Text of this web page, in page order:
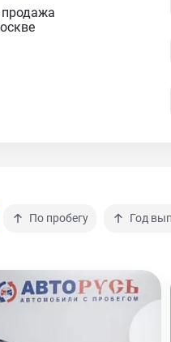
По пробегу Год